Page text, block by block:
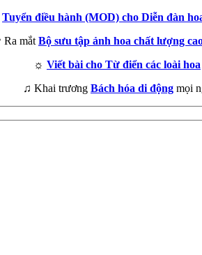
Tuyển điều hành (MOD) cho Diễn đàn
Ra mắt Bộ sưu tập ảnh hoa chất lượng
☼ Viết bài cho Từ điển các loài hoa
♫ Khai trương Bách hóa di động mọi